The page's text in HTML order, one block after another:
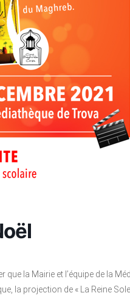
la Mairie et l’équipe de la
la projection de « La Reine